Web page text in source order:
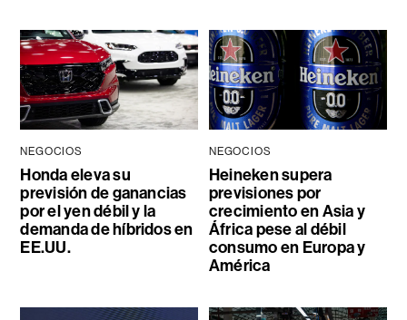
NEGOCIOS
Honda eleva su
previsión de ganancias
por el yen débil y la
demanda de híbridos en
EE.UU.
NEGOCIOS
Heineken supera
previsiones por
crecimiento en Asia y
África pese al débil
consumo en Europa y
América